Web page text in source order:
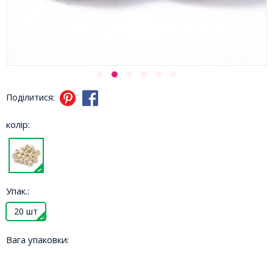
Поділитися:
колір:
Упак.:
20 шт
Вага упаковки: